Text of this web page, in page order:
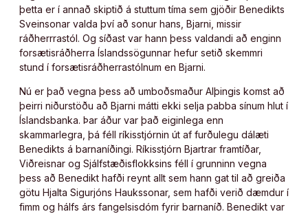
þetta er í annað skiptið á stuttum tíma sem gjöðir Benedikts
Sveinsonar valda því að sonur hans, Bjarni, missir
ráðherrrastól. Og síðast var hann þess valdandi að enginn
forsætisráðherra Íslandssögunnar hefur setið skemmri
stund í forsætisráðherrastólnum en Bjarni.
Nú er það vegna þess að umboðsmaður Alþingis komst að
þeirri niðurstöðu að Bjarni mátti ekki selja pabba sínum hlut í
Íslandsbanka. Þar áður var það eiginlega enn
skammarlegra, þá féll ríkisstjórnin út af furðulegu dálæti
Benedikts á barnaníðingi. Ríkisstjórn Bjartrar framtíðar,
Viðreisnar og Sjálfstæðisflokksins féll í grunninn vegna
þess að Benedikt hafði reynt allt sem hann gat til að greiða
götu Hjalta Sigurjóns Haukssonar, sem hafði verið dæmdur í
fimm og hálfs árs fangelsisdóm fyrir barnaníð. Benedikt var